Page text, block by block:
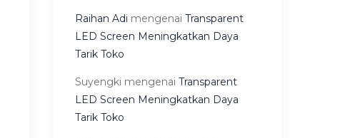
Raihan Adi mengenaiTransparent
LED Screen Meningkatkan Daya
Tarik Toko
Suyengki mengenaiTransparent
LED Screen Meningkatkan Daya
Tarik Toko